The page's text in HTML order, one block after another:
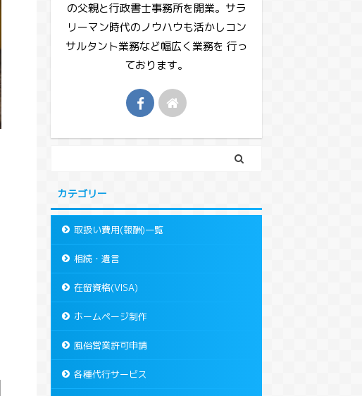
の父親と行政書士事務所を開業。サラ
リーマン時代のノウハウも活かしコン
サルタント業務など幅広く業務を 行っ
ております。
カテゴリー
取扱い費用(報酬)一覧
相続・遺言
在留資格(VISA)
ホームページ制作
風俗営業許可申請
各種代行サービス